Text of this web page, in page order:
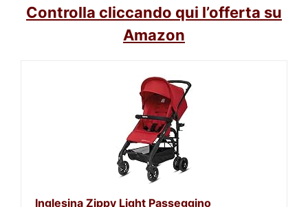
Controlla cliccando qui l’offerta su
Amazon
Inglesina Zippy Light Passeggino